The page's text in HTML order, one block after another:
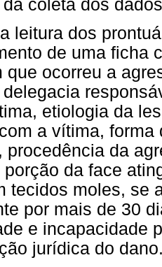
coleta dos
leitura dos
de uma ficha
que ocorreu a
etiologia da
a vítima,
procedência da
da face
tecidos moles, se
por mais de 30
e incapacidade
jurídica do